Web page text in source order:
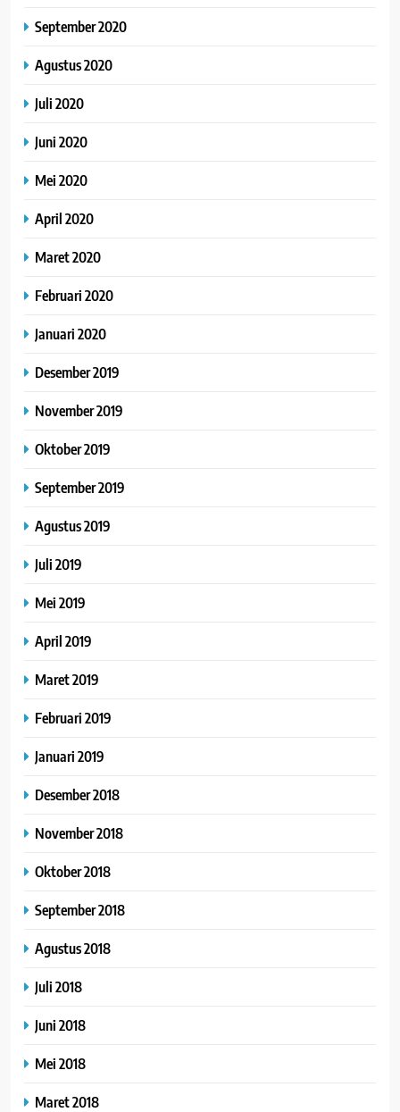
September 2020
Agustus 2020
Juli 2020
Juni 2020
Mei 2020
April 2020
Maret 2020
Februari 2020
Januari 2020
Desember 2019
November 2019
Oktober 2019
September 2019
Agustus 2019
Juli 2019
Mei 2019
April 2019
Maret 2019
Februari 2019
Januari 2019
Desember 2018
November 2018
Oktober 2018
September 2018
Agustus 2018
Juli 2018
Juni 2018
Mei 2018
Maret 2018